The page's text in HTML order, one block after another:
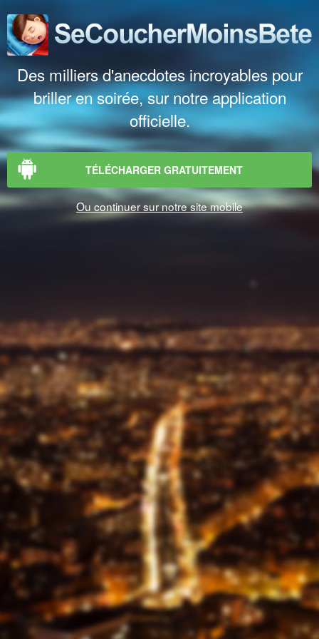
Des milliers d'anecdotes incroyables pour
briller en soirée, sur notre application
officielle.
TÉLÉCHARGER GRATUITEMENT
Ou continuer sur notre site mobile